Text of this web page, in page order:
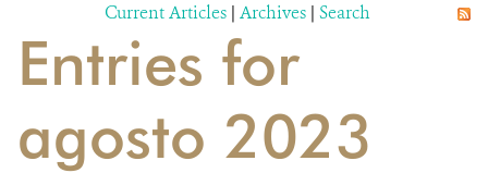
Current Articles | Archives | Search
Entries for
agosto 2023